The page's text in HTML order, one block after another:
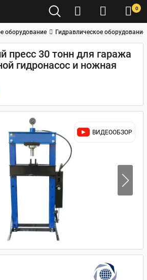
0
оборудование Гидравлическое оборудование
пресс 30 тонн для гаража
гидронасос и ножная
ВИДЕООБЗОР